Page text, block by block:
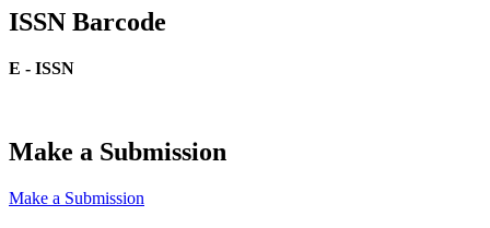
ISSN Barcode
E - ISSN
Make a Submission
Make a Submission